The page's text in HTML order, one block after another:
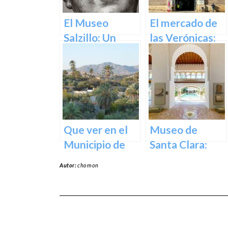
y Cultural en el
Corazón de la
Ciudad
El Museo
Salzillo: Un
Escultura
Barroca en
España en
Murcia
El mercado de
las Verónicas:
descubre el
mercado más
emblemático
de Murcia
Que ver en el
Municipio de
Museo de
Santa Clara:
Autor:chomon